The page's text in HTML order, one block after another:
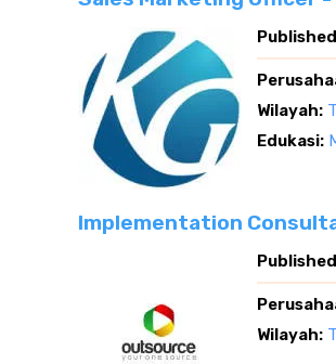
Published
Wilayah:
Edukasi:
Implementation
Published
Wilayah: